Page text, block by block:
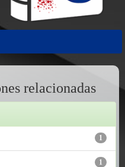
relacionadas
1
1